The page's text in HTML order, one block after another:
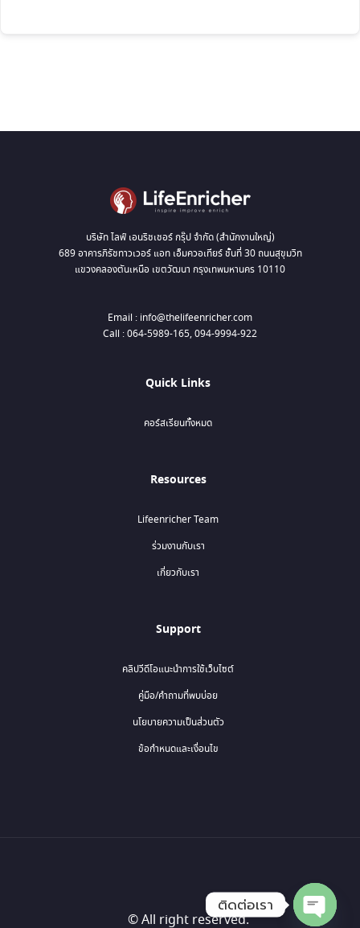
บริษัท ไลฟ์ เอนริชเชอร์ กรุ๊ป จำกัด (สำนักงานใหญ่)
689 อาคารภิรัชทาวเวอร์ แอท เอ็มควอเทียร์ ชั้นที่ 30 ถนนสุขุมวิท
แขวงคลองตันเหนือ เขตวัฒนา กรุงเทพมหานคร 10110
Email : info@thelifeenricher.com
Call : 064-5989-165, 094-9994-922
Quick Links
คอร์สเรียนทั้งหมด
Resources
Lifeenricher Team
ร่วมงานกับเรา
เกี่ยวกับเรา
Support
คลิปวีดีโอแนะนำการใช้เว็บไซต์
คู่มือ/คำถามที่พบบ่อย
นโยบายความเป็นส่วนตัว
ข้อกำหนดและเงื่อนไข
© All right reserved.
ติดต่อเรา